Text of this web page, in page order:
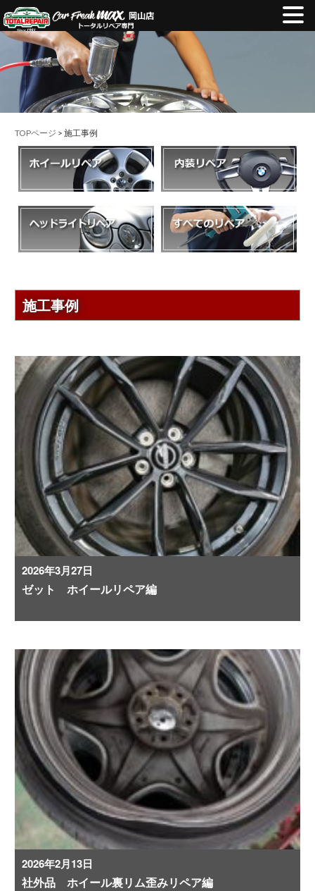
TOPページ > 施工事例
施工事例
2026年3月27日
ゼット ホイールリペア編
2026年2月13日
社外品 ホイール裏リム歪みリペア編